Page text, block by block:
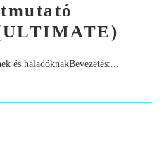
és haladóknakBevezetés:...